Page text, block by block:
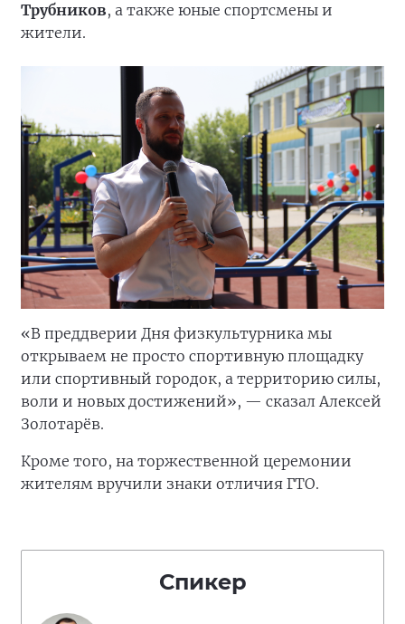
Трубников, а также юные спортсмены и
жители.
«В преддверии Дня физкультурника мы
открываем не просто спортивную площадку
или спортивный городок, а территорию силы,
воли и новых достижений», — сказал Алексей
Золотарёв.
Кроме того, на торжественной церемонии
жителям вручили знаки отличия ГТО.
Спикер